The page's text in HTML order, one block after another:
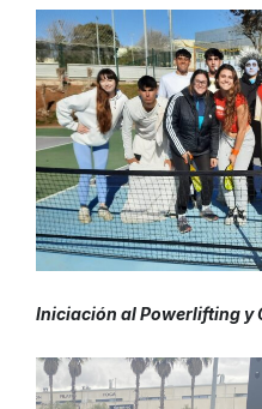
Iniciación al Powerlifting y